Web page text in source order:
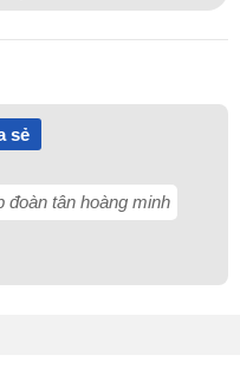
sẻ
đoàn tân hoàng minh